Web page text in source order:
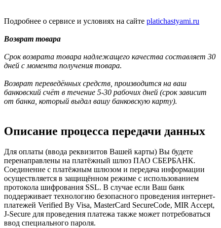
Подробнее о сервисе и условиях на сайте platichastyami.ru
Возврат товара
Срок возврата товара надлежащего качества составляет 30
дней с момента получения товара.
Возврат переведённых средств, производится на ваш
банковский счёт в течение 5-30 рабочих дней (срок зависит
от банка, который выдал вашу банковскую карту).
Описание процесса передачи данных
Для оплаты (ввода реквизитов Вашей карты) Вы будете
перенаправлены на платёжный шлюз ПАО СБЕРБАНК.
Соединение с платёжным шлюзом и передача информации
осуществляется в защищённом режиме с использованием
протокола шифрования SSL. В случае если Ваш банк
поддерживает технологию безопасного проведения интернет-
платежей Verified By Visa, MasterCard SecureCode, MIR Accept,
J-Secure для проведения платежа также может потребоваться
ввод специального пароля.